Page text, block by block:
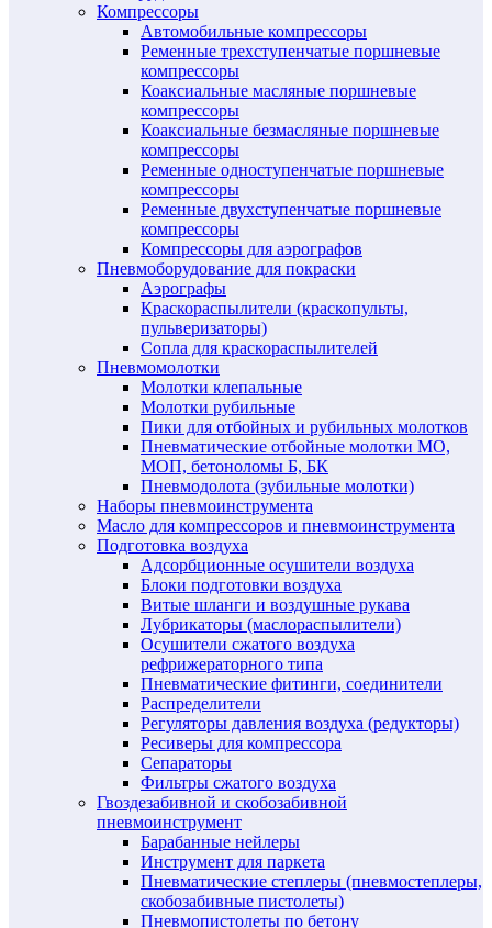
Компрессоры
Автомобильные компрессоры
Ременные трехступенчатые поршневые
компрессоры
Коаксиальные масляные поршневые
компрессоры
Коаксиальные безмасляные поршневые
компрессоры
Ременные одноступенчатые поршневые
компрессоры
Ременные двухступенчатые поршневые
компрессоры
Компрессоры для аэрографов
Пневмоборудование для покраски
Аэрографы
Краскораспылители (краскопульты,
пульверизаторы)
Сопла для краскораспылителей
Пневмомолотки
Молотки клепальные
Молотки рубильные
Пики для отбойных и рубильных молотков
Пневматические отбойные молотки МО,
МОП, бетоноломы Б, БК
Пневмодолота (зубильные молотки)
Наборы пневмоинструмента
Масло для компрессоров и пневмоинструмента
Подготовка воздуха
Адсорбционные осушители воздуха
Блоки подготовки воздуха
Витые шланги и воздушные рукава
Лубрикаторы (маслораспылители)
Осушители сжатого воздуха
рефрижераторного типа
Пневматические фитинги, соединители
Распределители
Регуляторы давления воздуха (редукторы)
Ресиверы для компрессора
Сепараторы
Фильтры сжатого воздуха
Гвоздезабивной и скобозабивной
пневмоинструмент
Барабанные нейлеры
Инструмент для паркета
Пневматические степлеры (пневмостеплеры,
скобозабивные пистолеты)
Пневмопистолеты по бетону